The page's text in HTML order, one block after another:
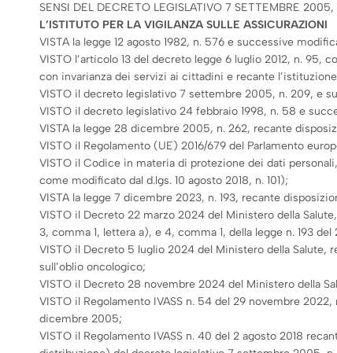
SENSI DEL DECRETO LEGISLATIVO 7 SETTEMBRE
L’ISTITUTO PER LA VIGILANZA SULLE ASSICURAZIONI
VISTA la legge 12 agosto 1982, n. 576 e successive
VISTO l’articolo 13 del decreto legge 6 luglio 2012, n.
con invarianza dei servizi ai cittadini e recante l’istituzione
VISTO il decreto legislativo 7 settembre 2005, n. 209, e
VISTO il decreto legislativo 24 febbraio 1998, n. 58 e
VISTA la legge 28 dicembre 2005, n. 262, recante
VISTO il Regolamento (UE) 2016/679 del Parlamento
VISTO il Codice in materia di protezione dei dati
come modificato dal d.lgs. 10 agosto 2018, n. 101);
VISTA la legge 7 dicembre 2023, n. 193, recante
VISTO il Decreto 22 marzo 2024 del Ministero della
3, comma 1, lettera a), e 4, comma 1, della legge n. 193 del
VISTO il Decreto 5 luglio 2024 del Ministero della Salute,
sull’oblio oncologico;
VISTO il Decreto 28 novembre 2024 del Ministero della
VISTO il Regolamento IVASS n. 54 del 29 novembre
dicembre 2005;
VISTO il Regolamento IVASS n. 40 del 2 agosto 2018